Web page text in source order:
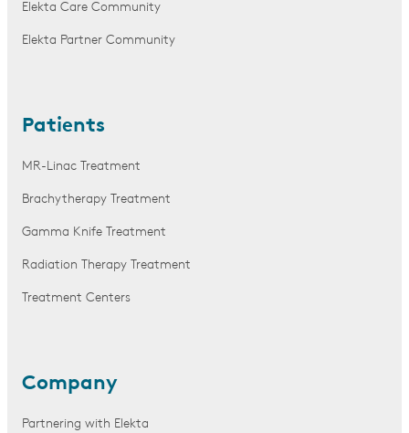
Elekta Care Community
Elekta Partner Community
Patients
MR-Linac Treatment
Brachytherapy Treatment
Gamma Knife Treatment
Radiation Therapy Treatment
Treatment Centers
Company
Partnering with Elekta